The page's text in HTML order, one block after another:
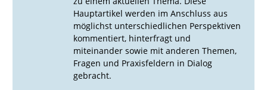
Hauptartikel werden im Anschluss aus
möglichst unterschiedlichen Perspektiven
kommentiert, hinterfragt und
miteinander sowie mit anderen Themen,
Fragen und Praxisfeldern in Dialog
gebracht.